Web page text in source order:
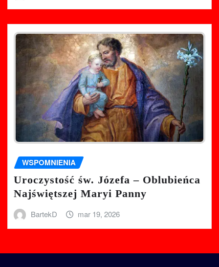
WSPOMNIENIA
Uroczystość św. Józefa – Oblubieńca
Najświętszej Maryi Panny
BartekD mar 19, 2026